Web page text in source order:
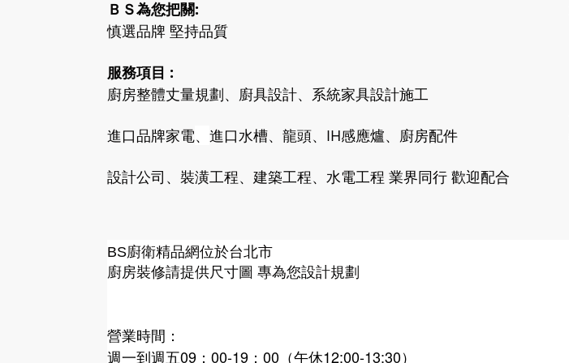
ＢＳ為您把關:
慎選品牌 堅持品質
服務項目 :
廚房整體丈量規劃、廚具設計、系統家具設計施工
進口品牌家電、 進口水槽、龍頭、IH感應爐、廚房配件
設計公司、裝潢工程、建築工程、水電工程 業界同行 歡迎配合
BS廚衛精品網位於台北市
廚房裝修請提供尺寸圖 專為您設計規劃
營業時間：
週一到週五09：00-19：00（午休12:00-13:30）